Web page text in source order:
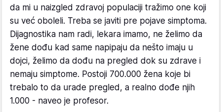
da mi u naizgled zdravoj populaciji tražimo one koji
su već oboleli. Treba se javiti pre pojave simptoma.
Dijagnostika nam radi, lekara imamo, ne želimo da
žene dođu kad same napipaju da nešto imaju u
dojci, želimo da dođu na pregled dok su zdrave i
nemaju simptome. Postoji 700.000 žena koje bi
trebalo to da urade pregled, a realno dođe njih
1.000 - naveo je profesor.